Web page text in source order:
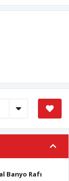
Banyo Rafı